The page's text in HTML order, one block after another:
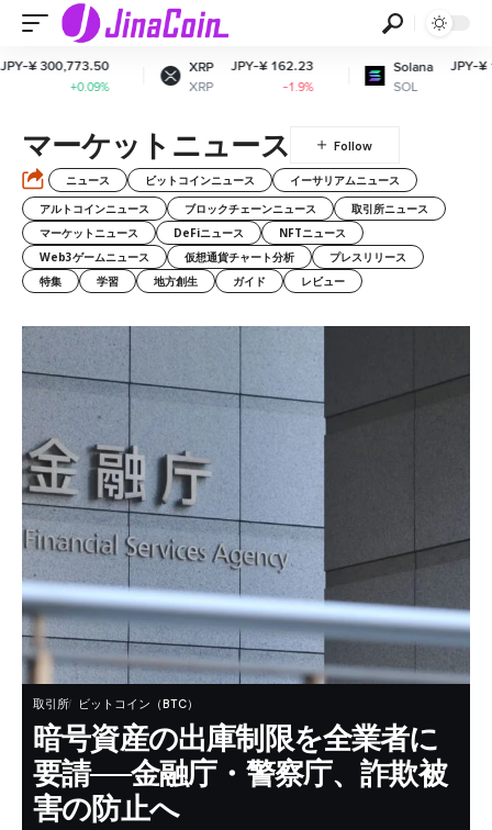
300,773.50
+0.09%
XRP
XRP
JPY-¥ 162.23
Solana
SOL
JPY-¥
マーケットニュース
ニュース ビットコインニュース
イーサリアムニュース
アルトコインニュース
ブロックチェーンニュース
取引所ニュース
マーケットニュース
DeFiニュース
NFTニュース
Web3ゲームニュース
仮想通貨チャート分析
プレスリリース
特集
学習 地方創生 ガイド レビュー
取引所 ビットコイン（BTC）
暗号資産の出庫制限を全業者に
要請──金融庁・警察庁、詐欺被
害の防止へ